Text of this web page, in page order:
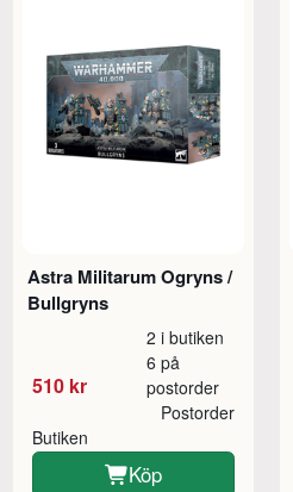
Astra Militarum Ogryns /
Bullgryns
510 kr
2 i butiken
6 på
postorder
Butiken
Postorder
Köp